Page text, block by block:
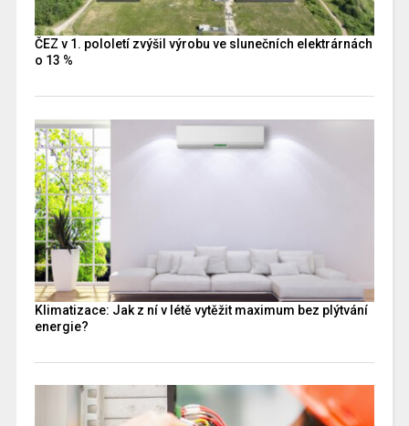
ČEZ v 1. pololetí zvýšil výrobu ve slunečních elektrárnách
o 13 %
Klimatizace: Jak z ní v létě vytěžit maximum bez plýtvání
energie?